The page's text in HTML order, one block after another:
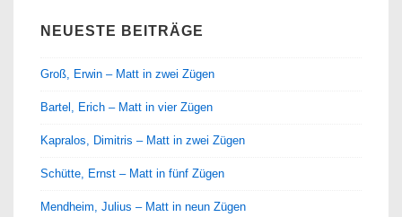
NEUESTE BEITRÄGE
Groß, Erwin – Matt in zwei Zügen
Bartel, Erich – Matt in vier Zügen
Kapralos, Dimitris – Matt in zwei Zügen
Schütte, Ernst – Matt in fünf Zügen
Mendheim, Julius – Matt in neun Zügen